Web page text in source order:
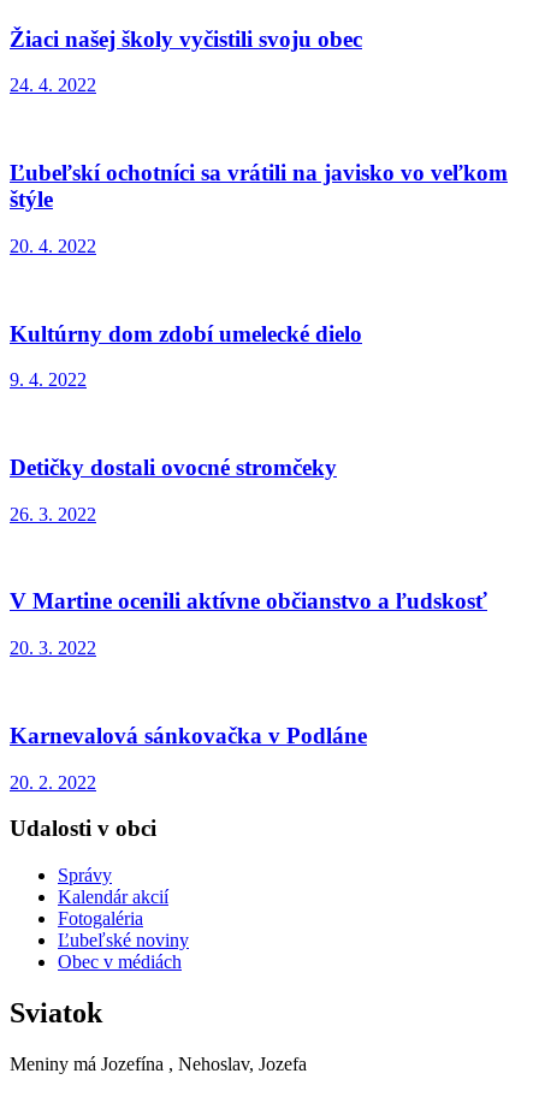
Žiaci našej školy vyčistili svoju obec
24. 4. 2022
Ľubeľskí ochotníci sa vrátili na javisko vo veľkom
štýle
20. 4. 2022
Kultúrny dom zdobí umelecké dielo
9. 4. 2022
Detičky dostali ovocné stromčeky
26. 3. 2022
V Martine ocenili aktívne občianstvo a ľudskosť
20. 3. 2022
Karnevalová sánkovačka v Podláne
20. 2. 2022
Udalosti v obci
Správy
Kalendár akcií
Fotogaléria
Ľubeľské noviny
Obec v médiách
Sviatok
Meniny má Jozefína , Nehoslav, Jozefa